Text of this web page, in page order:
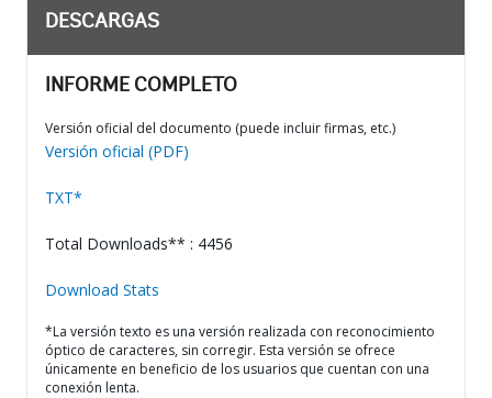
DESCARGAS
INFORME COMPLETO
Versión oficial del documento (puede incluir firmas, etc.)
Versión oficial (PDF)
TXT*
Total Downloads** : 4456
Download Stats
*La versión texto es una versión realizada con reconocimiento
óptico de caracteres, sin corregir. Esta versión se ofrece
únicamente en beneficio de los usuarios que cuentan con una
conexión lenta.